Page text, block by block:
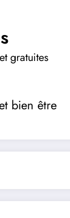
gratuites
bien être